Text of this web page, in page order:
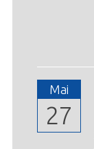
Mai
27